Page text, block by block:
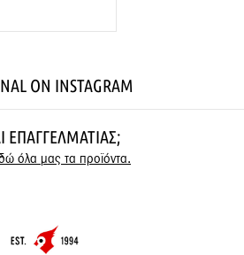
ON INSTAGRAM
ΕΠΑΓΓΕΛΜΑΤΊΑΣ;
όλα μας τα προϊόντα.